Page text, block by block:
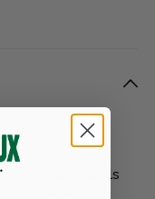
- Soyez le
certifiés : seuls
produits